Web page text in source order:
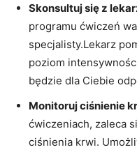
Skonsultuj się z
programu ćwiczeń
specjalisty.Lekarz
poziom
będzie dla Ciebie
Monitoruj ciśnienie
ćwiczeniach, zaleca
ciśnienia krwi.